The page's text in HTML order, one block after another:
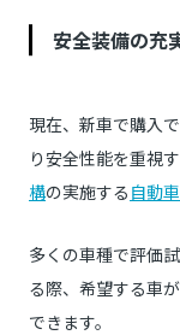
安全装備の充
現在、新車で購入
り安全性能を重視す
構の実施する 自動
多くの車種で評価
る際、希望する車
できます。